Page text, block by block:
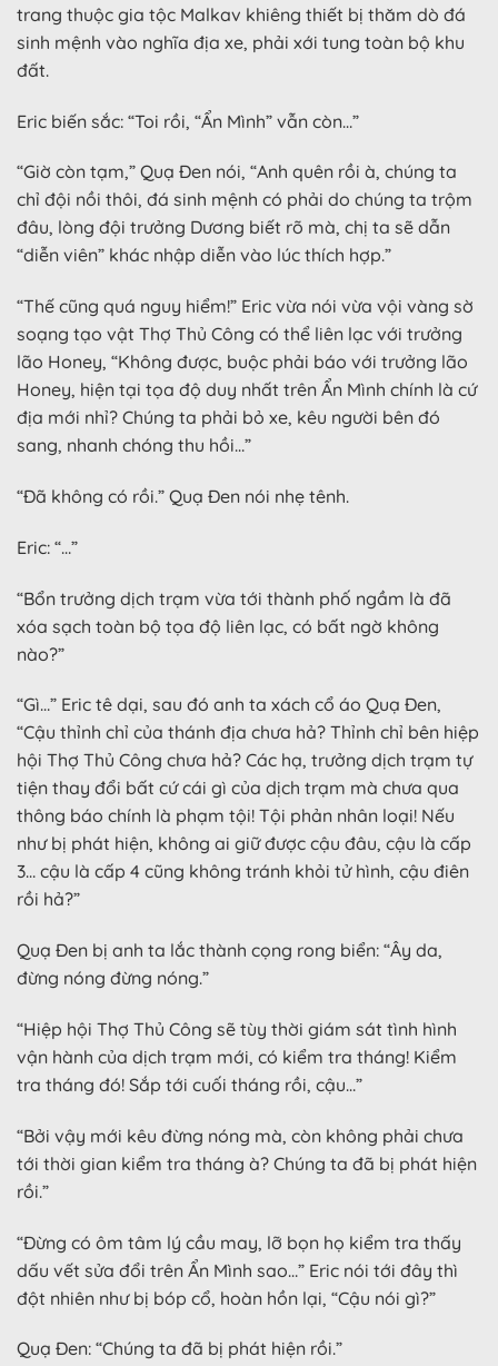
trang thuộc gia tộc Malkav khiêng thiết bị thăm dò đá
sinh mệnh vào nghĩa địa xe, phải xới tung toàn bộ khu
đất.
Eric biến sắc: “Toi rồi, “Ẩn Mình” vẫn còn…”
“Giờ còn tạm,” Quạ Đen nói, “Anh quên rồi à, chúng ta
chỉ đội nồi thôi, đá sinh mệnh có phải do chúng ta trộm
đâu, lòng đội trưởng Dương biết rõ mà, chị ta sẽ dẫn
“diễn viên” khác nhập diễn vào lúc thích hợp.”
“Thế cũng quá nguy hiểm!” Eric vừa nói vừa vội vàng sờ
soạng tạo vật Thợ Thủ Công có thể liên lạc với trưởng
lão Honey, “Không được, buộc phải báo với trưởng lão
Honey, hiện tại tọa độ duy nhất trên Ẩn Mình chính là cứ
địa mới nhỉ? Chúng ta phải bỏ xe, kêu người bên đó
sang, nhanh chóng thu hồi…”
“Đã không có rồi.” Quạ Đen nói nhẹ tênh.
Eric: “…”
“Bổn trưởng dịch trạm vừa tới thành phố ngầm là đã
xóa sạch toàn bộ tọa độ liên lạc, có bất ngờ không
nào?”
“Gì…” Eric tê dại, sau đó anh ta xách cổ áo Quạ Đen,
“Cậu thỉnh chỉ của thánh địa chưa hả? Thỉnh chỉ bên hiệp
hội Thợ Thủ Công chưa hả? Các hạ, trưởng dịch trạm tự
tiện thay đổi bất cứ cái gì của dịch trạm mà chưa qua
thông báo chính là phạm tội! Tội phản nhân loại! Nếu
như bị phát hiện, không ai giữ được cậu đâu, cậu là cấp
3… cậu là cấp 4 cũng không tránh khỏi tử hình, cậu điên
rồi hả?”
Quạ Đen bị anh ta lắc thành cọng rong biển: “Ây da,
đừng nóng đừng nóng.”
“Hiệp hội Thợ Thủ Công sẽ tùy thời giám sát tình hình
vận hành của dịch trạm mới, có kiểm tra tháng! Kiểm
tra tháng đó! Sắp tới cuối tháng rồi, cậu…”
“Bởi vậy mới kêu đừng nóng mà, còn không phải chưa
tới thời gian kiểm tra tháng à? Chúng ta đã bị phát hiện
rồi.”
“Đừng có ôm tâm lý cầu may, lỡ bọn họ kiểm tra thấy
dấu vết sửa đổi trên Ẩn Mình sao…” Eric nói tới đây thì
đột nhiên như bị bóp cổ, hoàn hồn lại, “Cậu nói gì?”
Quạ Đen: “Chúng ta đã bị phát hiện rồi.”